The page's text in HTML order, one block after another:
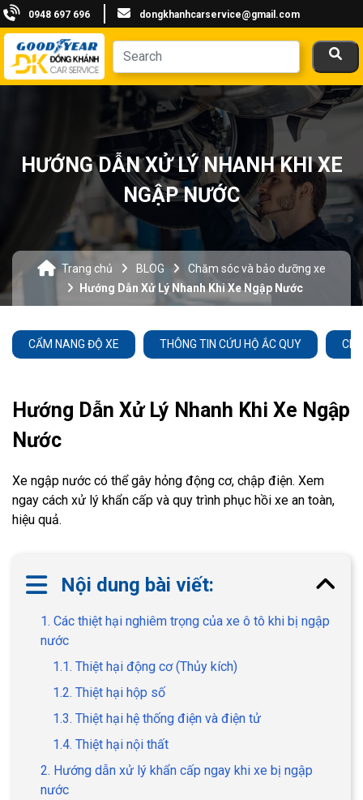
0948 697 696 dongkhanhcarservice@gmail.com
HƯỚNG DẪN XỬ LÝ NHANH KHI XE
NGẬP NƯỚC
Trang chủ BLOG
Chăm sóc và bảo dưỡng xe
Hướng Dẫn Xử Lý Nhanh Khi Xe Ngập Nước
CẨM NANG ĐỘ XE THÔNG TIN CỨU HỘ ẮC QUY
Hướng Dẫn Xử Lý Nhanh Khi Xe Ngập
Nước
Xe ngập nước có thể gây hỏng động cơ, chập điện. Xem
ngay cách xử lý khẩn cấp và quy trình phục hồi xe an toàn,
hiệu quả.
Nội dung bài viết:
1. Các thiệt hại nghiêm trọng của xe ô tô khi bị ngập
nước
1.1. Thiệt hại động cơ (Thủy kích)
1.2. Thiệt hại hộp số
1.3. Thiệt hại hệ thống điện và điện tử
1.4. Thiệt hại nội thất
2. Hướng dẫn xử lý khẩn cấp ngay khi xe bị ngập
nước